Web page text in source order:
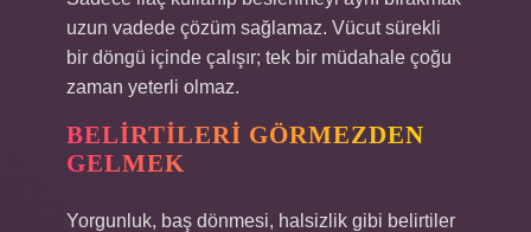
uzun vadede çözüm sağlamaz. Vücut sürekli
bir döngü içinde çalışır; tek bir müdahale çoğu
zaman yeterli olmaz.
BELIRTILERI GÖRMEZDEN
GELMEK
Yorgunluk, baş dönmesi, halsizlik gibi belirtiler